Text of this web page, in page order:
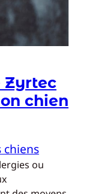
Zyrtec
chien
ou